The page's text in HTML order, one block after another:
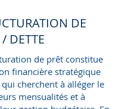
DE
DETTE
de prêt constitue
financière stratégique
cherchent à alléger le
mensualités et à